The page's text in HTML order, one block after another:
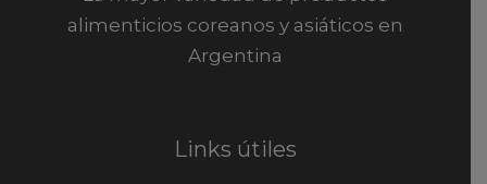
alimenticios coreanos y asiáticos en
Argentina
Links útiles